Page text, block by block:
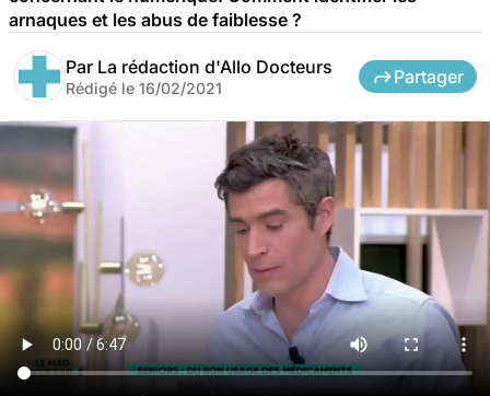
arnaques et les abus de faiblesse ?
Par La rédaction d'Allo Docteurs
Rédigé le 16/02/2021
Partager